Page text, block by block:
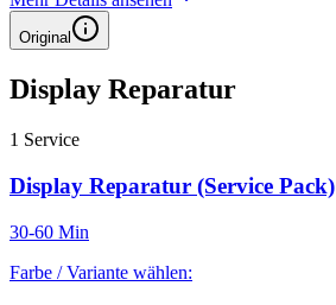
Original
Display Reparatur
1 Service
Display Reparatur (Service Pack)
30-60 Min
Farbe / Variante wählen: